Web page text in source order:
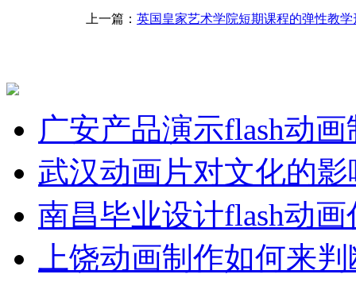
上一篇： 英国皇家艺术学院短期课程的弹性教学
广安产品演示flash动
武汉动画片对文化的影
南昌毕业设计flash动
上饶动画制作如何来